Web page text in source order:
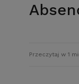
Przeczytaj w 1